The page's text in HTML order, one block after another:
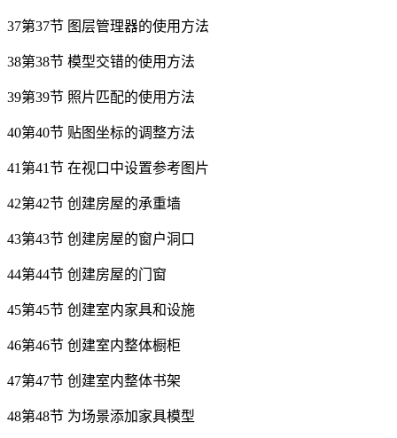
37第37节 图层管理器的使用方法
38第38节 模型交错的使用方法
39第39节 照片匹配的使用方法
40第40节 贴图坐标的调整方法
41第41节 在视口中设置参考图片
42第42节 创建房屋的承重墙
43第43节 创建房屋的窗户洞口
44第44节 创建房屋的门窗
45第45节 创建室内家具和设施
46第46节 创建室内整体橱柜
47第47节 创建室内整体书架
48第48节 为场景添加家具模型